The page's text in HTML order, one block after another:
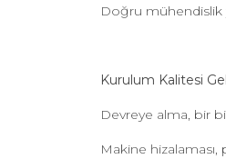
Doğru mühendislik
Kurulum Kalitesi
Devreye alma, bir
Makine